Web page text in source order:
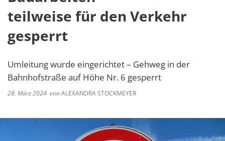
teilweise für den Verkehr
gesperrt
Umleitung wurde eingerichtet – Gehweg in der
Bahnhofstraße auf Höhe Nr. 6 gesperrt
28. März 2024 vonALEXANDRA STOCKMEYER